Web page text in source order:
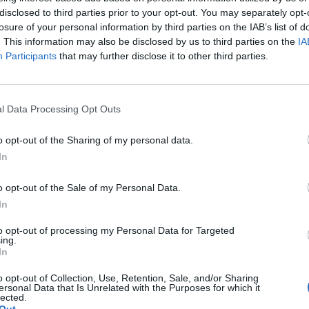
to third parties prior to your opt-out. You may separately
of your personal information by third parties on the IAB’s list of
This information may also be disclosed by us to third parties on the
Participants that may further disclose it to other third parties.
Data Processing Opt Outs
opt-out of the Sharing of my personal data.
opt-out of the Sale of my Personal Data.
opt-out of processing my Personal Data for Targeted
opt-out of Collection, Use, Retention, Sale, and/or Sharing
Data that Is Unrelated with the Purposes for which it
loggbok på
Test av